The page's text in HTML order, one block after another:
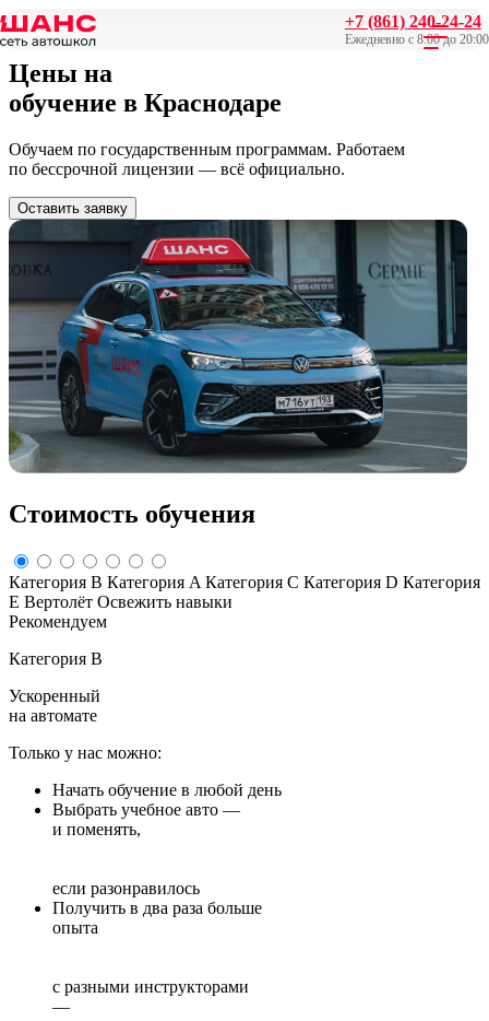
+7 (861) 240-24-24
Ежедневно с 8:00 до 20:00
Главная/Цены
Цены на
обучение в Краснодаре
Обучаем по государственным программам. Работаем
по бессрочной лицензии — всё официально.
Оставить заявку
Стоимость обучения
Категория B Категория A Категория C Категория D Категория
E Вертолёт Освежить навыки
Рекомендуем
Категория B
Ускоренный
на автомате
Только у нас можно:
Начать обучение в любой день
Выбрать учебное авто —
и поменять,
если разонравилось
Получить в два раза больше
опыта
с разными инструкторами
—